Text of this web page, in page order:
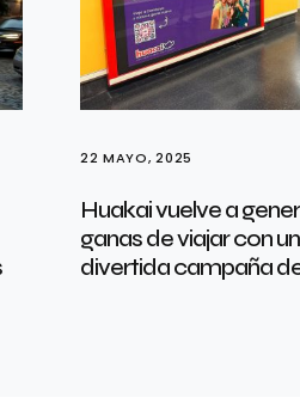
22 MAYO, 2025
Huakai vuelve a
ganas de viajar con
divertida campaña